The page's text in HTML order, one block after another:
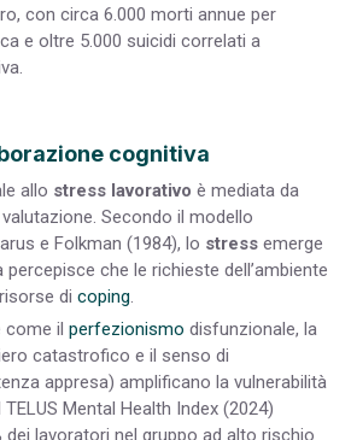
con circa 6.000 morti annue per
e oltre 5.000 suicidi correlati a
cognitiva
allo stress lavorativo è mediata da
Secondo il modello
e Folkman (1984), lo stress emerge
che le richieste dell’ambiente
di coping.
come il perfezionismo disfunzionale, la
catastrofico e il senso di
appresa) amplificano la vulnerabilità
TELUS Mental Health Index (2024)
dei lavoratori nel gruppo ad alto rischio